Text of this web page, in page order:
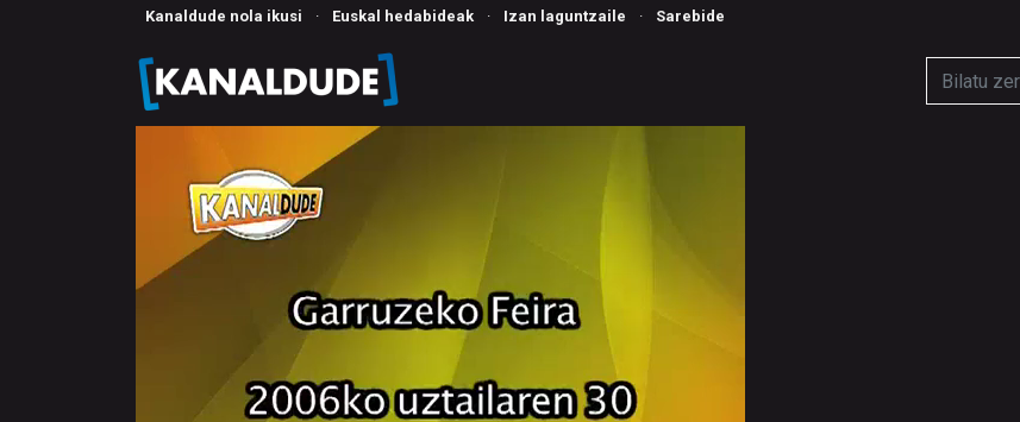
Kanaldude nola ikusi · Euskal hedabideak · Izan laguntzaile · Sarebide